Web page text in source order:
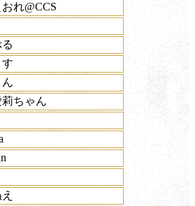
れ@CCS
す
ちゃん